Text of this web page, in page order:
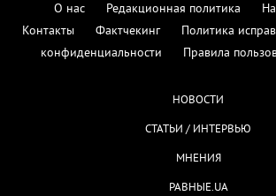
О нас Редакционная политика
Контакты
Фактчекинг Политика
конфиденциальности
Правила
НОВОСТИ
СТАТЬИ / ИНТЕРВЬЮ
МНЕНИЯ
РАВНЫЕ.UA